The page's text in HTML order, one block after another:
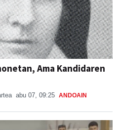
Ama Kandidaren
abu 07, 09:25 ANDOAIN